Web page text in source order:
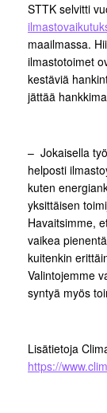
STTK selvitti
maailmassa.
ilmastotoimet
kestäviä
jättää
– Jokaisella
helposti
kuten
yksittäisen
Havaitsimme,
vaikea
kuitenkin
Valintojemme
syntyä myös
Lisätietoja
https://